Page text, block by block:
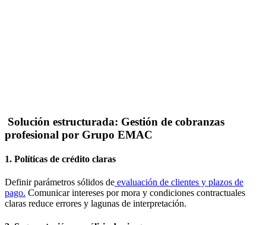
Solución estructurada: Gestión de cobranzas
profesional por Grupo EMAC
1. Políticas de crédito claras
Definir parámetros sólidos de evaluación de clientes y plazos de
pago. Comunicar intereses por mora y condiciones contractuales
claras reduce errores y lagunas de interpretación.